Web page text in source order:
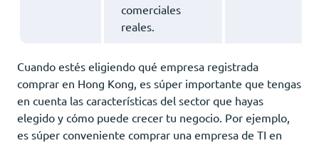
comerciales
reales.
Cuando estés eligiendo qué empresa registrada
comprar en Hong Kong, es súper importante que tengas
en cuenta las características del sector que hayas
elegido y cómo puede crecer tu negocio. Por ejemplo,
es súper conveniente comprar una empresa de TI en